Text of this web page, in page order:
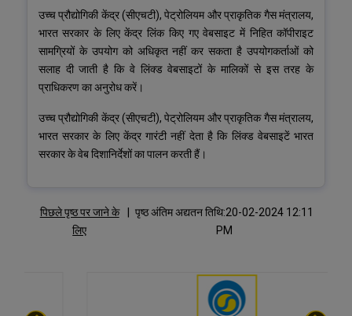
उच्च प्रौद्योगिकी केंद्र (सीएचटी), पेट्रोलियम और प्राकृतिक गैस मंत्रालय,
भारत सरकार के लिए केंद्र लिंक किए गए वेबसाइट में निहित कॉपीराइट
सामग्रियों के उपयोग को अधिकृत नहीं कर सकता है उपयोगकर्ताओं को
सलाह दी जाती है कि वे लिंक्ड वेबसाइटों के मालिकों से इस तरह के
प्राधिकरण का अनुरोध करें।
उच्च प्रौद्योगिकी केंद्र (सीएचटी), पेट्रोलियम और प्राकृतिक गैस मंत्रालय,
भारत सरकार के लिए केंद्र गारंटी नहीं देता है कि लिंक्ड वेबसाइटें भारत
सरकार के वेब दिशानिर्देशों का पालन करती हैं।
पिछले पृष्ठ पर जाने के
लिए
पृष्ठ अंतिम अद्यतन तिथि:20-02-2024 12:11
PM